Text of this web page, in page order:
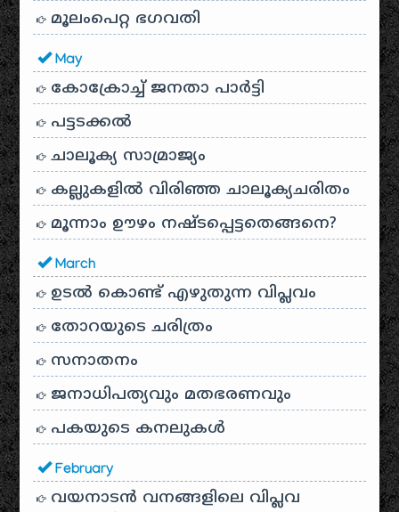
മൂലംപെറ്റ ഭഗവതി
May
കോക്രോച്ച് ജനതാ പാർട്ടി
പട്ടടക്കൽ
ചാലൂക്യ സാമ്രാജ്യം
കല്ലുകളിൽ വിരിഞ്ഞ ചാലൂക്യചരിതം
മൂന്നാം ഊഴം നഷ്ടപ്പെട്ടതെങ്ങനെ?
March
ഉടൽ കൊണ്ട് എഴുതുന്ന വിപ്ലവം
തോറയുടെ ചരിത്രം
സനാതനം
ജനാധിപത്യവും മതഭരണവും
പകയുടെ കനലുകൾ
February
വയനാടൻ വനങ്ങളിലെ വിപ്ലവ